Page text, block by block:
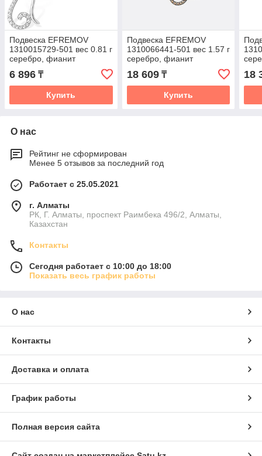
Подвеска EFREMOV
1310015729-501 вес 0.81 г
серебро, фианит
6 896 ₸
Купить
Подвеска EFREMOV
1310066441-501 вес 1.57 г
серебро, фианит
18 609₸
Купить
18
О нас
Рейтинг не сформирован
Менее 5 отзывов за последний год
Работает с 25.05.2021
г. Алматы
РК, Г. Алматы, проспект Раимбека 496/2, Алматы,
Казахстан
Контакты
Сегодня работает с 10:00 до 18:00
Показать весь график работы
О нас
Контакты
Доставка и оплата
График работы
Полная версия сайта